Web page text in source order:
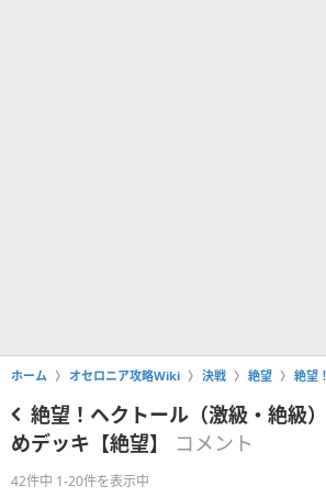
ホーム オセロニア攻略Wiki 決戦 絶望 絶望
絶望！ヘクトール（激級・絶級
めデッキ【絶望】
コメント
42件中 1-20件を表示中